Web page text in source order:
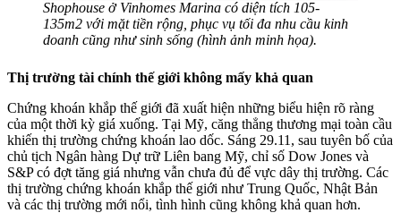
Shophouse ở Vinhomes Marina có diện tích 105-
135m2 với mặt tiền rộng, phục vụ tối đa nhu cầu kinh
doanh cũng như sinh sống (hình ảnh minh họa).
Thị trường tài chính thế giới không mấy khả quan
Chứng khoán khắp thế giới đã xuất hiện những biểu hiện rõ ràng
của một thời kỳ giá xuống. Tại Mỹ, căng thẳng thương mại toàn cầu
khiến thị trường chứng khoán lao dốc. Sáng 29.11, sau tuyên bố của
chủ tịch Ngân hàng Dự trữ Liên bang Mỹ, chỉ số Dow Jones và
S&P có đợt tăng giá nhưng vẫn chưa đủ để vực dây thị trường. Các
thị trường chứng khoán khắp thế giới như Trung Quốc, Nhật Bản
và các thị trường mới nổi, tình hình cũng không khả quan hơn.